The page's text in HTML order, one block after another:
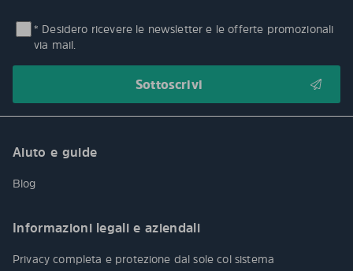
* Desidero ricevere le newsletter e le offerte promozionali
via mail.
Aiuto e guide
Blog
Informazioni legali e aziendali
Privacy completa e protezione dal sole col sistema